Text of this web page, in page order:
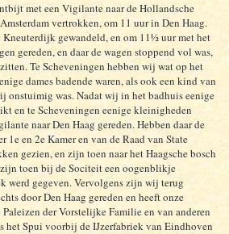
met een Vigilante naar de Hollandsche
vertrokken, om 11 uur in Den Haag.
gewandeld, en om 11½ uur met het
gereden, en daar de wagen stoppend vol was,
Te Scheveningen hebben wij wat op het
dames badende waren, als ook een kind van
onstuimig was. Nadat wij in het badhuis eenige
en te Scheveningen eenige kleinigheden
naar Den Haag gereden. Hebben daar de
1e en 2e Kamer en van de Raad van State
gezien, en zijn toen naar het Haagsche bosch
toen bij de Sociteit een oogenblikje
werd gegeven. Vervolgens zijn wij terug
door Den Haag gereden en heeft onze
der Vorstelijke Familie en van anderen
het Spui voorbij de IJzerfabriek van Eindhoven